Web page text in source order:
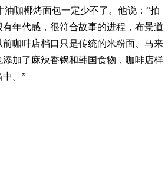
油咖椰烤面包一定少不了。他说：“拍
年代感，很符合故事的进程，布景道
咖啡店档口只是传统的米粉面、马来
加了麻辣香锅和韩国食物，咖啡店样
中。”